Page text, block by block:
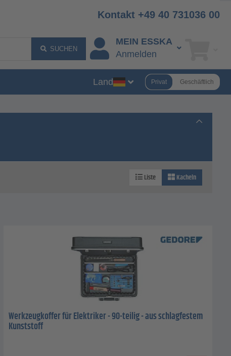
Kontakt +49 40 731036 00
SUCHEN
MEIN ESSKA
Anmelden
Land Privat Geschäftlich
Liste Kacheln
Werkzeugkoffer für Elektriker - 90-teilig - aus schlagfestem
Kunststoff